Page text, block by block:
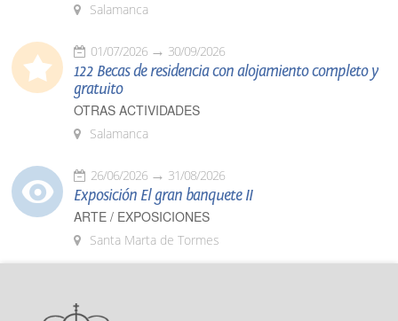
Salamanca
01/07/2026 30/09/2026
122 Becas de residencia con alojamiento completo y
gratuito
OTRAS ACTIVIDADES
Salamanca
26/06/2026 31/08/2026
Exposición El gran banquete II
ARTE / EXPOSICIONES
Santa Marta de Tormes